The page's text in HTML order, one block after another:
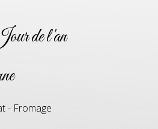
de l'an
- Fromage